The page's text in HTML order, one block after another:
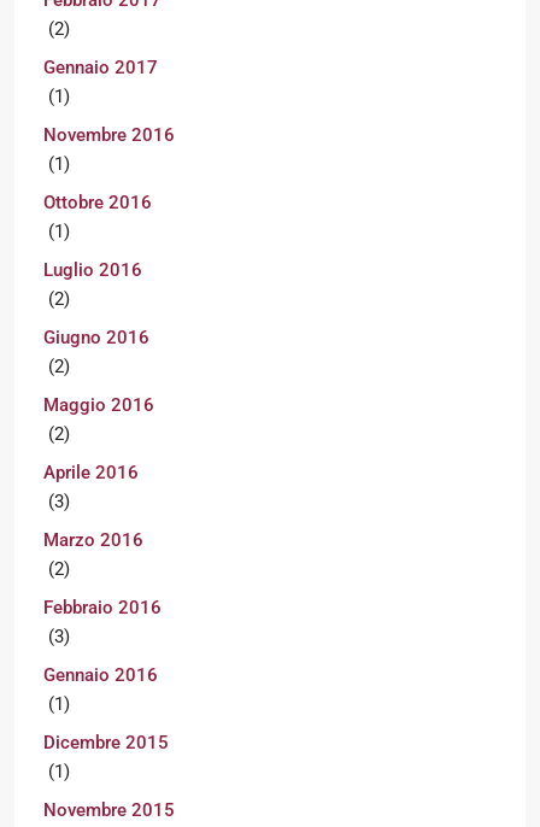
(2)
Gennaio 2017
(1)
Novembre 2016
(1)
Ottobre 2016
(1)
Luglio 2016
(2)
Giugno 2016
(2)
Maggio 2016
(2)
Aprile 2016
(3)
Marzo 2016
(2)
Febbraio 2016
(3)
Gennaio 2016
(1)
Dicembre 2015
(1)
Novembre 2015